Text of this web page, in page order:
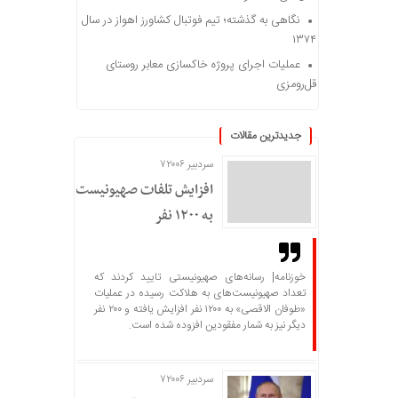
نگاهی به گذشته؛ تیم فوتبال کشاورز اهواز در سال
۱۳۷۴
عملیات اجرای پروژه خاکسازی معابر روستای
قل‌رومزی
جدیدترین مقالات
سردبیر ۷۲۰۰۶
افزایش تلفات صهیونیست‌ها
به ۱۲۰۰ نفر
خوزنامه| رسانه‌های صهیونیستی تایید کردند که
تعداد صهیونیست‌های به هلاکت رسیده در عملیات
«طوفان الاقصی» به ۱۲۰۰ نفر افزایش یافته و ۲۰۰ نفر
دیگر نیز به شمار مفقودین افزوده شده است.
سردبیر ۷۲۰۰۶